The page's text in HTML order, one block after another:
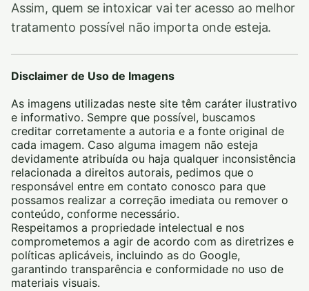
Assim, quem se intoxicar vai ter acesso ao melhor
tratamento possível não importa onde esteja.
Disclaimer de Uso de Imagens
As imagens utilizadas neste site têm caráter ilustrativo
e informativo. Sempre que possível, buscamos
creditar corretamente a autoria e a fonte original de
cada imagem. Caso alguma imagem não esteja
devidamente atribuída ou haja qualquer inconsistência
relacionada a direitos autorais, pedimos que o
responsável entre em contato conosco para que
possamos realizar a correção imediata ou remover o
conteúdo, conforme necessário.
Respeitamos a propriedade intelectual e nos
comprometemos a agir de acordo com as diretrizes e
políticas aplicáveis, incluindo as do Google,
garantindo transparência e conformidade no uso de
materiais visuais.